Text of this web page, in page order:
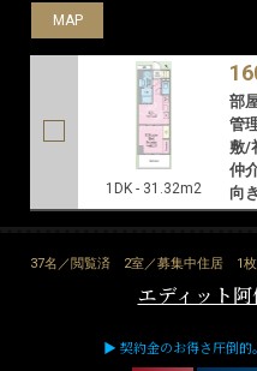
MAP
1DK - 31.32m2
部
管
敷/
仲
向
37名／閲覧済 2室／募集中住居 1
エディット
▶ 契約金のお得さ圧倒